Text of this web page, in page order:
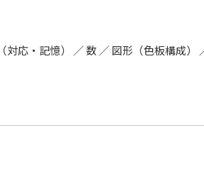
応・記憶） ／ 数 ／ 図形（色板構成